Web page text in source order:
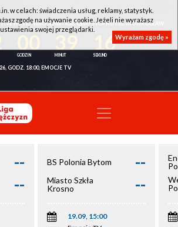
HOTEL WROCŁAW - KSK QEMETICA NOTEĆ INOWROCŁAW
16
GODZ. 18:00, EMOCJE TV
--
--
BS Polonia Bytom --
Miasto Szkła
Krosno
--
19.09, 15:00
w celach: świadczenia usług, reklamy, statystyk.
zgodę na używanie cookie. Jeżeli nie wyrażasz
swojej przeglądarki.
Wyrażam zgodę »